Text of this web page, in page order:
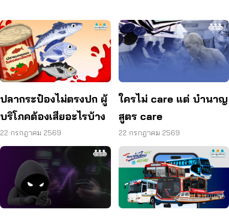
ปลากระป๋องไม่ตรงปก ผู้
บริโภคต้องเสียอะไรบ้าง
22 กรกฎาคม 2569
ใครไม่ care แต่ บำนาญ
สูตร care
22 กรกฎาคม 2569